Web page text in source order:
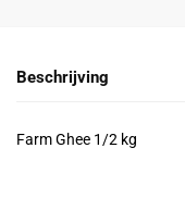
Beschrijving
Farm Ghee 1/2 kg